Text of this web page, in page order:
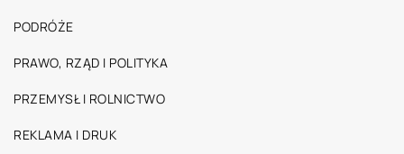
PODRÓŻE
PRAWO, RZĄD I POLITYKA
PRZEMYSŁ I ROLNICTWO
REKLAMA I DRUK